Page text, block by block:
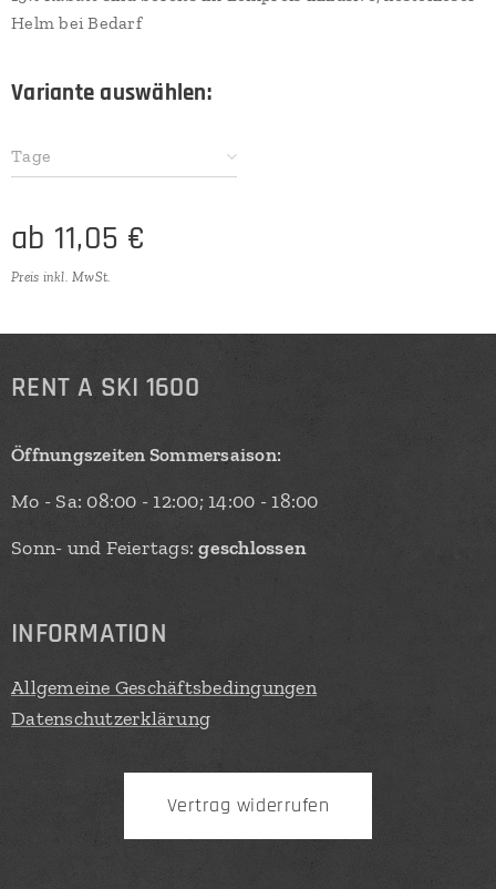
Helm bei Bedarf
Variante auswählen:
Tage
ab 11,05 €
Preis inkl. MwSt.
RENT A SKI 1600
Öffnungszeiten Sommersaison:
Mo - Sa: 08:00 - 12:00; 14:00 - 18:00
Sonn- und Feiertags:geschlossen
INFORMATION
Allgemeine Geschäftsbedingungen
Datenschutzerklärung
Vertrag widerrufen